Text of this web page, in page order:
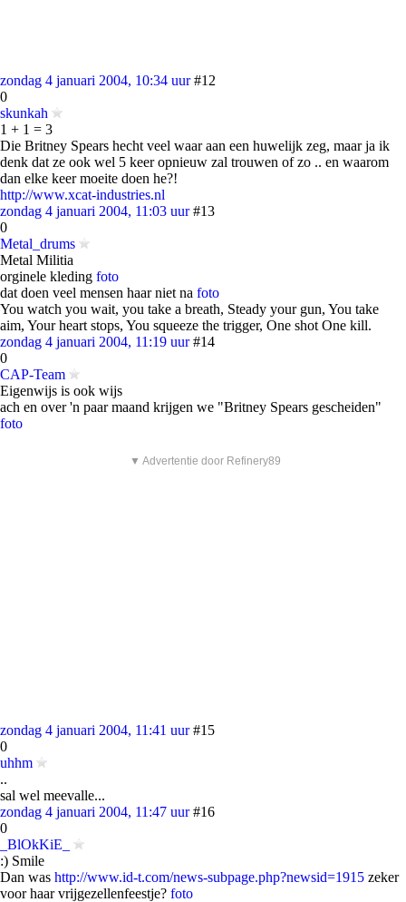
zondag 4 januari 2004, 10:34 uur #12
0
skunkah
1 + 1 = 3
Die Britney Spears hecht veel waar aan een huwelijk zeg, maar ja ik
denk dat ze ook wel 5 keer opnieuw zal trouwen of zo .. en waarom
dan elke keer moeite doen he?!
http://www.xcat-industries.nl
zondag 4 januari 2004, 11:03 uur #13
0
Metal_drums
Metal Militia
orginele kleding foto
dat doen veel mensen haar niet na foto
You watch you wait, you take a breath, Steady your gun, You take
aim, Your heart stops, You squeeze the trigger, One shot One kill.
zondag 4 januari 2004, 11:19 uur #14
0
CAP-Team
Eigenwijs is ook wijs
ach en over 'n paar maand krijgen we "Britney Spears gescheiden"
foto
▼ Advertentie door Refinery89
zondag 4 januari 2004, 11:41 uur #15
0
uhhm
..
sal wel meevalle...
zondag 4 januari 2004, 11:47 uur #16
0
_BlOkKiE_
:) Smile
Dan was http://www.id-t.com/news-subpage.php?newsid=1915 zeker
voor haar vrijgezellenfeestje? foto